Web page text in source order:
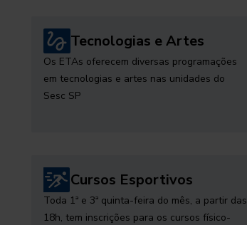
Tecnologias e Artes
Os ETAs oferecem diversas programações
em tecnologias e artes nas unidades do
Sesc SP
Cursos Esportivos
Toda 1ª e 3ª quinta-feira do mês, a partir das
18h, tem inscrições para os cursos físico-